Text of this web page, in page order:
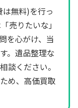
無料)を行っ
売りたいな」
を心がけ、当
。遺品整理な
談ください。
め、高価買取